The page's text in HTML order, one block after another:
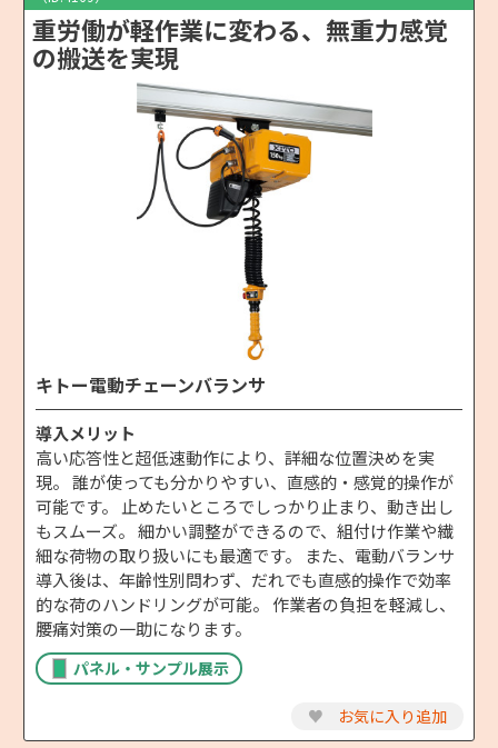
重労働が軽作業に変わる、無重力感覚
の搬送を実現
キトー電動チェーンバランサ
導入メリット
高い応答性と超低速動作により、詳細な位置決めを実
現。 誰が使っても分かりやすい、直感的・感覚的操作が
可能です。 止めたいところでしっかり止まり、動き出し
もスムーズ。 細かい調整ができるので、組付け作業や繊
細な荷物の取り扱いにも最適です。 また、電動バランサ
導入後は、年齢性別問わず、だれでも直感的操作で効率
的な荷のハンドリングが可能。 作業者の負担を軽減し、
腰痛対策の一助になります。
パネル・サンプル展示
♥ お気に入り追加